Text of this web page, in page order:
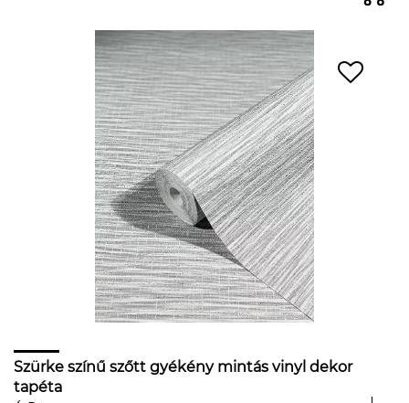
Szürke színű szőtt gyékény mintás vinyl dekor
tapéta